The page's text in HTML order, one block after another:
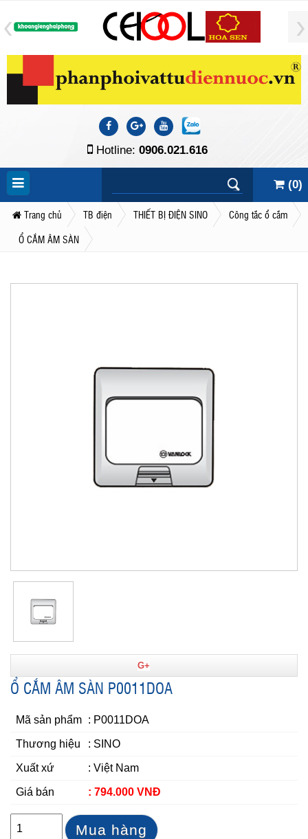
Hotline: 0906.021.616
(0)
Trang chủ TB điện THIẾT BỊ ĐIỆN SINO
Công tắc ổ cắm
Ổ CẮM ÂM SÀN
G+
Ổ CẮM ÂM SÀN P0011DOA
Mã sản phẩm : P0011DOA
Thương hiệu : SINO
Xuất xứ : Việt Nam
Giá bán : 794.000 VNĐ
Mua hàng